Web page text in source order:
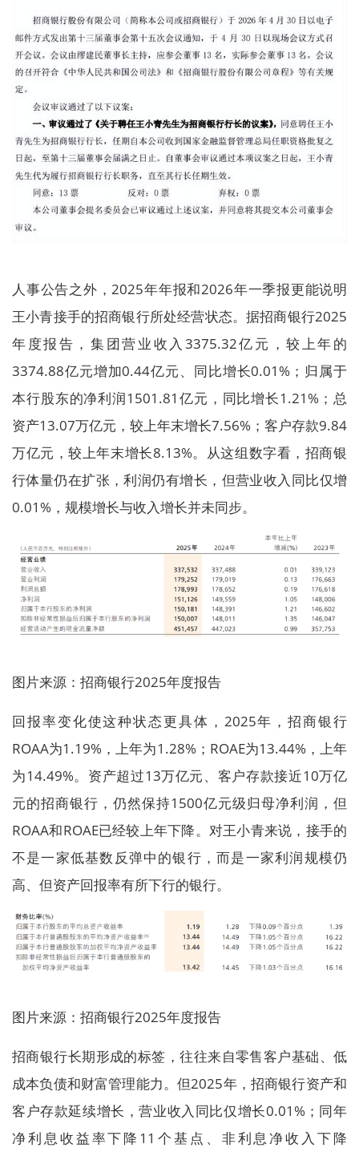
人事公告之外，2025年年报和2026年一季报更能说明
王小青接手的招商银行所处经营状态。据招商银行2025
年度报告，集团营业收入3375.32亿元，较上年的
3374.88亿元增加0.44亿元、同比增长0.01%；归属于
本行股东的净利润1501.81亿元，同比增长1.21%；总
资产13.07万亿元，较上年末增长7.56%；客户存款9.84
万亿元，较上年末增长8.13%。从这组数字看，招商银
行体量仍在扩张，利润仍有增长，但营业收入同比仅增
0.01%，规模增长与收入增长并未同步。
图片来源：招商银行2025年度报告
回报率变化使这种状态更具体，2025年，招商银行
ROAA为1.19%，上年为1.28%；ROAE为13.44%，上年
为14.49%。资产超过13万亿元、客户存款接近10万亿
元的招商银行，仍然保持1500亿元级归母净利润，但
ROAA和ROAE已经较上年下降。对王小青来说，接手的
不是一家低基数反弹中的银行，而是一家利润规模仍
高、但资产回报率有所下行的银行。
图片来源：招商银行2025年度报告
招商银行长期形成的标签，往往来自零售客户基础、低
成本负债和财富管理能力。但2025年，招商银行资产和
客户存款延续增长，营业收入同比仅增长0.01%；同年
净利息收益率下降11个基点、非利息净收入下降